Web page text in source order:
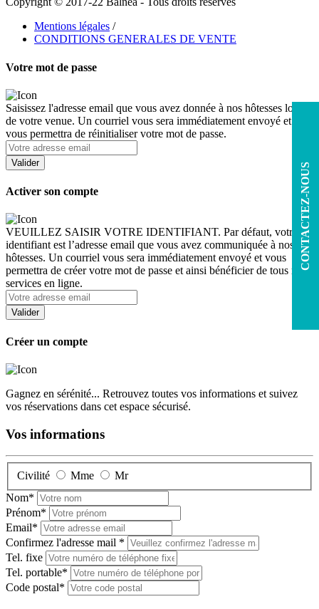
Mentions légales /
CONDITIONS GENERALES DE VENTE
Votre mot de passe
Saisissez l'adresse email que vous avez donnée à nos hôtesses lors
de votre venue. Un courriel vous sera immédiatement envoyé et
vous permettra de réinitialiser votre mot de passe.
Activer son compte
VEUILLEZ SAISIR VOTRE IDENTIFIANT. Par défaut, votre
identifiant est l’adresse email que vous avez communiquée à nos
hôtesses. Un courriel vous sera immédiatement envoyé et vous
permettra de créer votre mot de passe et ainsi bénéficier de tous nos
services en ligne.
Créer un compte
Gagnez en sérénité... Retrouvez toutes vos informations et suivez
vos réservations dans cet espace sécurisé.
Vos informations
Civilité Mme
Mr
Nom*
Prénom*
Email*
Confirmez l'adresse mail *
Tel. fixe
Tel. portable*
Code postal*
CONTACTEZ-NOUS